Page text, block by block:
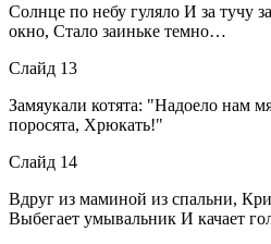
Солнце по небу гуляло И за тучу
окно, Стало заиньке темно…
Слайд 13
Замяукали котята: "Надоело нам
поросята, Хрюкать!"
Слайд 14
Вдруг из маминой из спальни,
Выбегает умывальник И качает